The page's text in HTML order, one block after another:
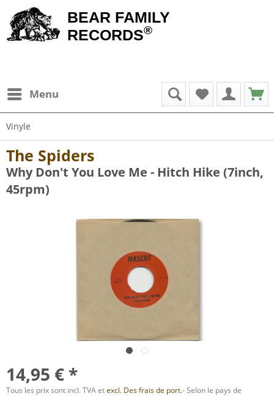
BEAR FAMILY
RECORDS®
Menu
Vinyle
The Spiders
Why Don't You Love Me - Hitch Hike (7inch,
45rpm)
14,95 € *
Tous les prix sont incl. TVA etexcl. Des frais de port.- Selon le pays de